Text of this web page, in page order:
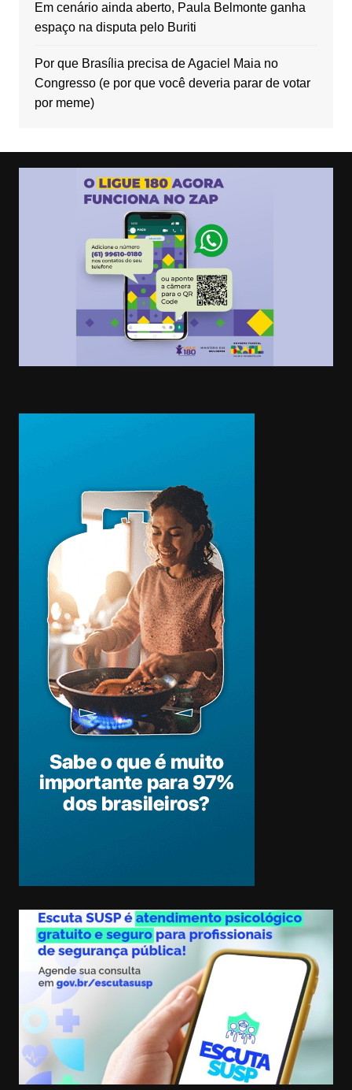
Em cenário ainda aberto, Paula Belmonte ganha
espaço na disputa pelo Buriti
Por que Brasília precisa de Agaciel Maia no
Congresso (e por que você deveria parar de votar
por meme)